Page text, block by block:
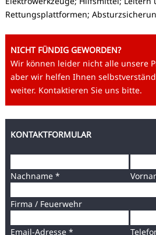
Rettungsplattformen;
NICHT FÜNDIG GEWORDEN?
Wir können leider nicht alle unsere
aber wir helfen Ihnen
weiter. Kontaktieren Sie uns bitte.
KONTAKTFORMULAR
Nachname *
Firma / Feuerwehr
Email-Adresse *